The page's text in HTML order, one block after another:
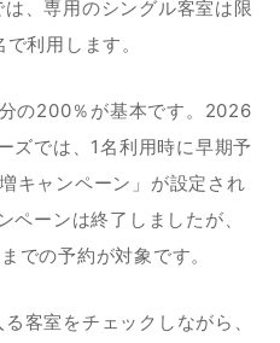
、専用のシングル客室は限
利用します。
の200％が基本です。2026
ズでは、1名利用時に早期予
キャンペーン」が設定され
ーンは終了しましたが、
での予約が対象です。
客室をチェックしながら、